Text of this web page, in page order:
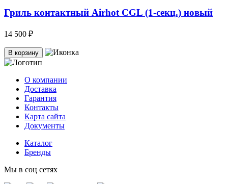
Гриль контактный Airhot CGL (1-секц.) новый
14 500 ₽
В корзину
О компании
Доставка
Гарантия
Контакты
Карта сайта
Документы
Каталог
Бренды
Мы в соц сетях